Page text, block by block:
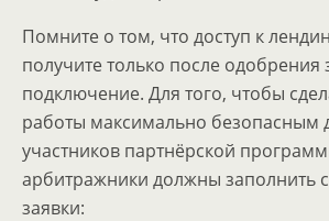
Помните о том, что доступ к
получите только после одобрения
подключение. Для того, чтобы
работы максимально безопасным
участников партнёрской
арбитражники должны заполнить
заявки: